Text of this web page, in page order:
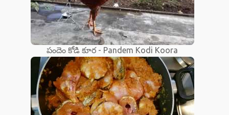
పందెం కోడి కూర - Pandem Kodi Koora